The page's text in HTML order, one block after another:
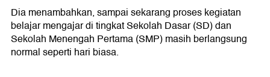
Dia menambahkan, sampai sekarang proses kegiatan
belajar mengajar di tingkat Sekolah Dasar (SD) dan
Sekolah Menengah Pertama (SMP) masih berlangsung
normal seperti hari biasa.